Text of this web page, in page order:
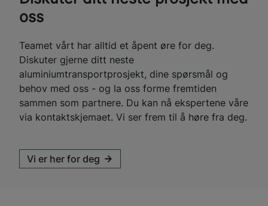
oss
Teamet vårt har alltid et åpent øre for deg.
Diskuter gjerne ditt neste
aluminiumtransportprosjekt, dine spørsmål og
behov med oss - og la oss forme fremtiden
sammen som partnere. Du kan nå ekspertene våre
via kontaktskjemaet. Vi ser frem til å høre fra deg.
Vi er her for deg